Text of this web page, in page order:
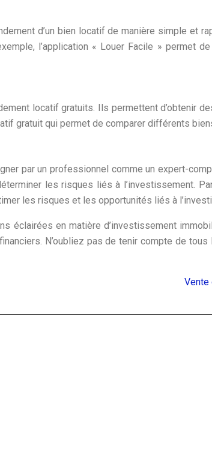
d’un bien locatif de manière simple et
l’application « Louer Facile » permet
locatif gratuits. Ils permettent d’obtenir
gratuit qui permet de comparer différents
par un professionnel comme un expert-
les risques liés à l’investissement.
les risques et les opportunités liés à
éclairées en matière d’investissement
N’oubliez pas de tenir compte de
Vente